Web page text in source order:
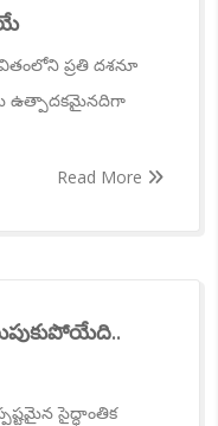
ప్రతి దశనూ
ఉత్పాదకమైనదిగా
Read More
సైద్ధాంతిక